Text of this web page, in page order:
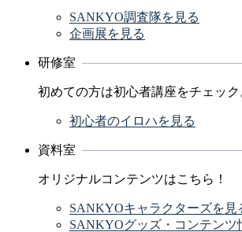
SANKYO調査隊を見る
企画展を見る
研修室
初めての方は初心者講座をチェック
初心者のイロハを見る
資料室
オリジナルコンテンツはこちら！
SANKYOキャラクターズを見
SANKYOグッズ・コンテンツ